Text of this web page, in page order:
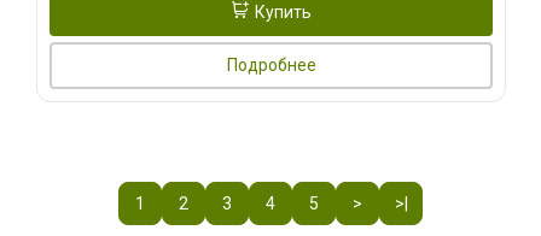
Купить
Подробнее
1 2 3 4 5 > >|